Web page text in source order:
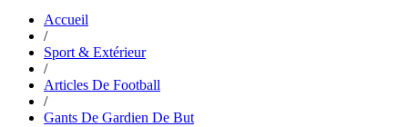
Accueil
/
Sport & Extérieur
/
Articles De Football
/
Gants De Gardien De But